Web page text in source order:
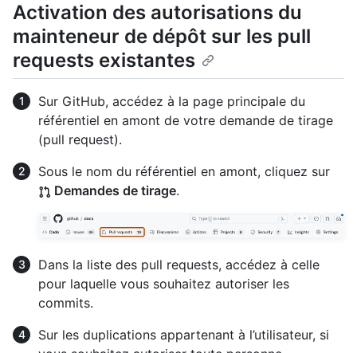
Activation des autorisations du
mainteneur de dépôt sur les pull
requests existantes
Sur GitHub, accédez à la page principale du
référentiel en amont de votre demande de tirage
(pull request).
Sous le nom du référentiel en amont, cliquez sur
Demandes de tirage.
Dans la liste des pull requests, accédez à celle
pour laquelle vous souhaitez autoriser les
commits.
Sur les duplications appartenant à l’utilisateur, si